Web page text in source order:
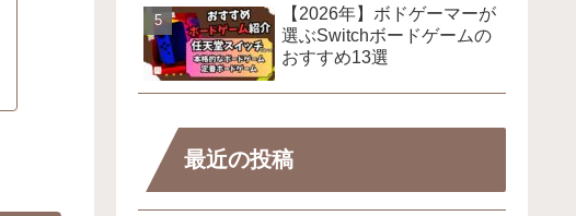
【2026年】ボドゲーマーが
選ぶSwitchボードゲームの
おすすめ13選
最近の投稿